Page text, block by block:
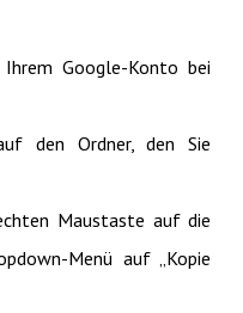
Google-Konto bei
den Ordner, den Sie
Maustaste auf die
Menü auf „Kopie